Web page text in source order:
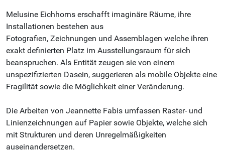
Melusine Eichhorns erschafft imaginäre Räume, ihre
Installationen bestehen aus
Fotografien, Zeichnungen und Assemblagen welche ihren
exakt definierten Platz im Ausstellungsraum für sich
beanspruchen. Als Entität zeugen sie von einem
unspezifizierten Dasein, suggerieren als mobile Objekte eine
Fragilität sowie die Möglichkeit einer Veränderung.
Die Arbeiten von Jeannette Fabis umfassen Raster- und
Linienzeichnungen auf Papier sowie Objekte, welche sich
mit Strukturen und deren Unregelmäßigkeiten
auseinandersetzen.